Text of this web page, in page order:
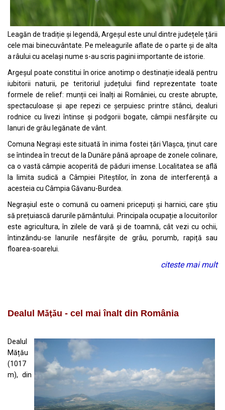
Leagăn de tradiție și legendă, Argeșul este unul dintre județele țării
cele mai binecuvântate. Pe meleagurile aflate de o parte și de alta
a râului cu același nume s-au scris pagini importante de istorie.
Argeșul poate constitui în orice anotimp o destinație ideală pentru
iubitorii naturii, pe teritoriul județului fiind reprezentate toate
formele de relief: munții cei înalți ai României, cu creste abrupte,
spectaculoase și ape repezi ce șerpuiesc printre stânci, dealuri
rodnice cu livezi întinse și podgorii bogate, câmpii nesfârșite cu
lanuri de grâu legănate de vânt.
Comuna Negrași este situată în inima fostei țări Vlașca, ținut care
se întindea în trecut de la Dunăre până aproape de zonele colinare,
ca o vastă câmpie acoperită de păduri imense. Localitatea se află
la limita sudică a Câmpiei Piteștilor, în zona de interferență a
acesteia cu Câmpia Găvanu-Burdea.
Negrașiul este o comună cu oameni pricepuți și harnici, care știu
să prețuiască darurile pământului. Principala ocupație a locuitorilor
este agricultura, în zilele de vară și de toamnă, cât vezi cu ochii,
întinzându-se lanurile nesfârșite de grâu, porumb, rapiță sau
floarea-soarelui.
citeste mai mult
Dealul Mățău - cel mai înalt din România
Dealul
Mățău
(1017
m), din